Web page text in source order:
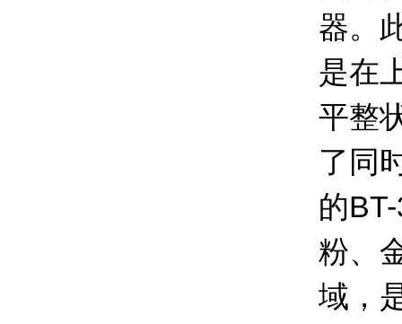
器。
是在
平整
了同
的
粉、
域，